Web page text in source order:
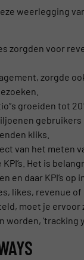
weerlegging
zorgden voor
zorgde
groeiden tot
gebruikers
kliks.
van het meten
Het is
en daar KPI’s op
likes, revenue of
moet je
’tracking